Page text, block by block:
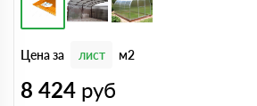
Цена за лист м2
8 424 руб